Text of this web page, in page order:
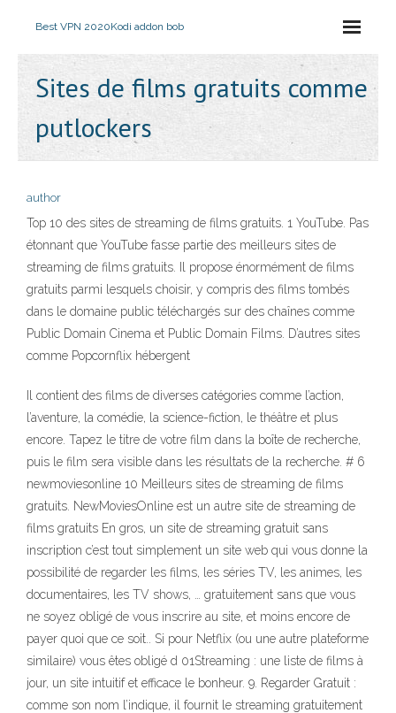
Best VPN 2020Kodi addon bob
Sites de films gratuits comme
putlockers
author
Top 10 des sites de streaming de films gratuits. 1 YouTube. Pas
étonnant que YouTube fasse partie des meilleurs sites de
streaming de films gratuits. Il propose énormément de films
gratuits parmi lesquels choisir, y compris des films tombés
dans le domaine public téléchargés sur des chaînes comme
Public Domain Cinema et Public Domain Films. D’autres sites
comme Popcornflix hébergent
Il contient des films de diverses catégories comme l’action,
l’aventure, la comédie, la science-fiction, le théâtre et plus
encore. Tapez le titre de votre film dans la boîte de recherche,
puis le film sera visible dans les résultats de la recherche. # 6
newmoviesonline 10 Meilleurs sites de streaming de films
gratuits. NewMoviesOnline est un autre site de streaming de
films gratuits En gros, un site de streaming gratuit sans
inscription c’est tout simplement un site web qui vous donne la
possibilité de regarder les films, les séries TV, les animes, les
documentaires, les TV shows, … gratuitement sans que vous
ne soyez obligé de vous inscrire au site, et moins encore de
payer quoi que ce soit.. Si pour Netflix (ou une autre plateforme
similaire) vous êtes obligé d 01Streaming : une liste de films à
jour, un site intuitif et efficace le bonheur. 9. Regarder Gratuit :
comme son nom l’indique, il fournit le streaming gratuitement